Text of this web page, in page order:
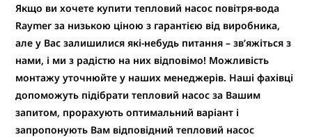
Якщо ви хочете купити тепловий насос повітря-вода
Raymer за низькою ціною з гарантією від виробника,
але у Вас залишилися які-небудь питання – зв’яжіться з
нами, і ми з радістю на них відповімо! Можливість
монтажу уточнюйте у наших менеджерів. Наші фахівці
допоможуть підібрати тепловий насос за Вашим
запитом, прорахують оптимальний варіант і
запропонують Вам відповідний тепловий насос